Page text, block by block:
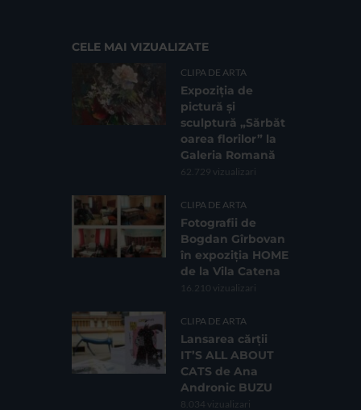
CELE MAI VIZUALIZATE
CLIPA DE ARTA
Expoziția de
pictură și
sculptură „Sărbăt
oarea florilor” la
Galeria Romană
62.729 vizualizari
CLIPA DE ARTA
Fotografii de
Bogdan Gîrbovan
în expoziția HOME
de la Vila Catena
16.210 vizualizari
CLIPA DE ARTA
Lansarea cărții
IT’S ALL ABOUT
CATS de Ana
Andronic BUZU
8.034 vizualizari